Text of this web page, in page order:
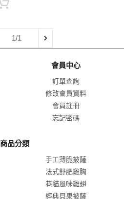
1/1
會員中心
訂單查詢
修改會員資料
會員註冊
忘記密碼
商品分類
手工薄脆披薩
法式舒肥雞胸
巷貓風味雞翅
經典貝果披薩